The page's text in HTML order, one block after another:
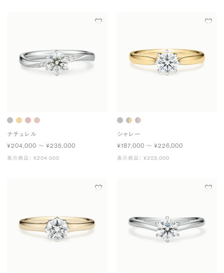
ナチュレル
¥204,000 〜 ¥235,000
表示商品： ¥204,000
シャレー
¥187,000 〜 ¥226,000
表示商品： ¥203,000